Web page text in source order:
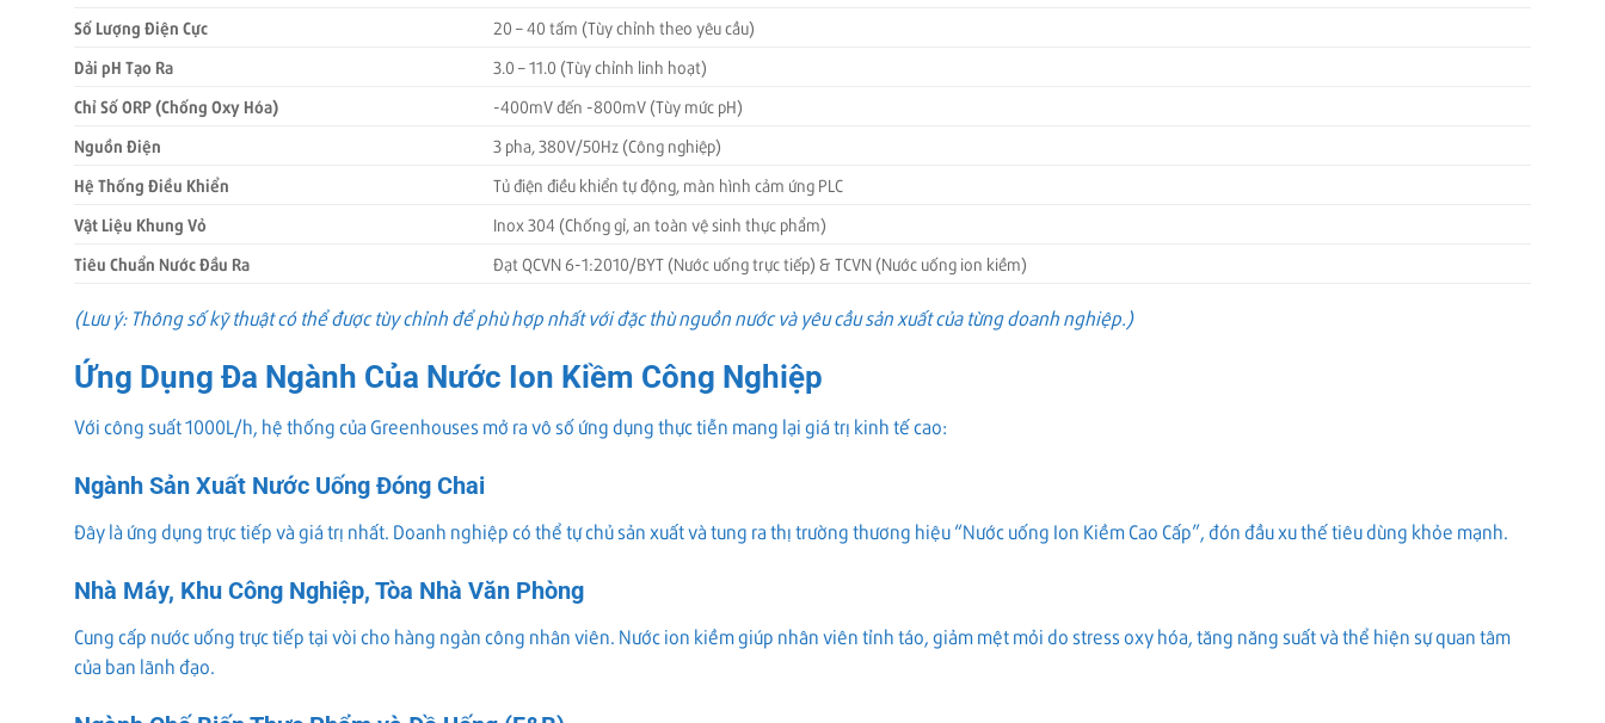
Số Lượng Điện Cực 20 – 40 tấm (Tùy chỉnh theo yêu cầu)
Dải pH Tạo Ra 3.0 – 11.0 (Tùy chỉnh linh hoạt)
Chỉ Số ORP (Chống Oxy Hóa) -400mV đến -800mV (Tùy mức pH)
Nguồn Điện 3 pha, 380V/50Hz (Công nghiệp)
Hệ Thống Điều Khiển Tủ điện điều khiển tự động, màn hình cảm ứng PLC
Vật Liệu Khung Vỏ Inox 304 (Chống gỉ, an toàn vệ sinh thực phẩm)
Tiêu Chuẩn Nước Đầu Ra Đạt QCVN 6-1:2010/BYT (Nước uống trực tiếp) & TCVN (Nước uống ion kiềm)
(Lưu ý: Thông số kỹ thuật có thể được tùy chỉnh để phù hợp nhất với đặc thù nguồn nước và yêu cầu sản xuất của từng doanh nghiệp.)
Ứng Dụng Đa Ngành Của Nước Ion Kiềm Công Nghiệp
Với công suất 1000L/h, hệ thống của Greenhouses mở ra vô số ứng dụng thực tiễn mang lại giá trị kinh tế cao:
Ngành Sản Xuất Nước Uống Đóng Chai
Đây là ứng dụng trực tiếp và giá trị nhất. Doanh nghiệp có thể tự chủ sản xuất và tung ra thị trường thương hiệu “Nước uống Ion Kiềm Cao Cấp”, đón đầu xu thế tiêu dùng khỏe mạnh.
Nhà Máy, Khu Công Nghiệp, Tòa Nhà Văn Phòng
Cung cấp nước uống trực tiếp tại vòi cho hàng ngàn công nhân viên. Nước ion kiềm giúp nhân viên tỉnh táo, giảm mệt mỏi do stress oxy hóa, tăng năng suất và thể hiện sự quan tâm
của ban lãnh đạo.